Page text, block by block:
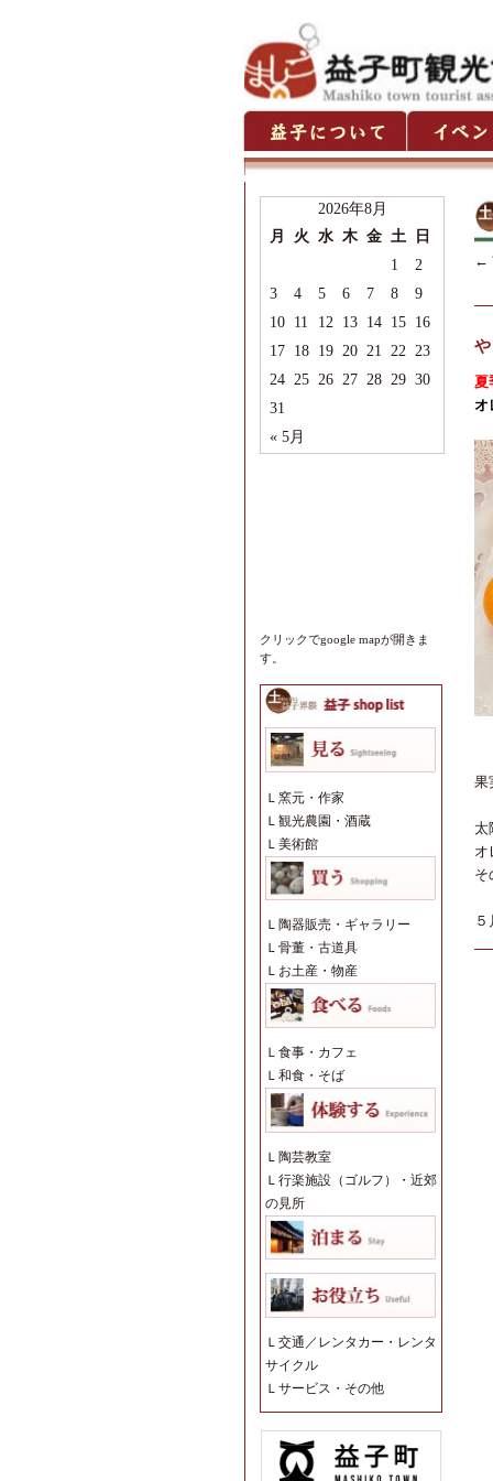
2026年8月
月
火 水 木 金 土 日
« 5月
1
2
3
4 5 6 7 8
9
10 11 12 13 14 15 16
17 18 19 20 21 22 23
24 25 26 27 28 29 30
31
クリックでgoogle mapが開きま
す。
Ｌ 窯元・作家
Ｌ 観光農園・酒蔵
Ｌ 美術館
Ｌ 陶器販売・ギャラリー
Ｌ 骨董・古道具
Ｌ お土産・物産
Ｌ 食事・カフェ
Ｌ 和食・そば
Ｌ 陶芸教室
Ｌ 行楽施設（ゴルフ）・近郊
の見所
Ｌ 交通／レンタカー・レンタ
サイクル
Ｌ サービス・その他
←
夏
果
太
オ
そ